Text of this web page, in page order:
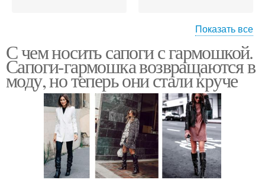
Сапоги на полную ногу
голенищем
Показать все
С чем носить сапоги с гармошкой.
Сапоги-гармошка возвращаются в
моду, но теперь они стали круче